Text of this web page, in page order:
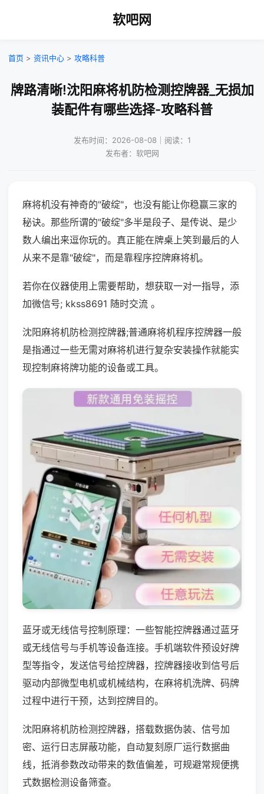
软吧网
首页 > 资讯中心 > 攻略科普
牌路清晰!沈阳麻将机防检测控牌器_无损加
装配件有哪些选择-攻略科普
发布时间：2026-08-08｜阅读：1
发布者：软吧网
麻将机没有神奇的"破绽"，也没有能让你稳赢三家的
秘诀。那些所谓的"破绽"多半是段子、是传说、是少
数人编出来逗你玩的。真正能在牌桌上笑到最后的人
从来不是靠"破绽"，而是靠程序控牌麻将机。
若你在仪器使用上需要帮助，想获取一对一指导，添
加微信号; kkss8691 随时交流 。
沈阳麻将机防检测控牌器;普通麻将机程序控牌器一般
是指通过一些无需对麻将机进行复杂安装操作就能实
现控制麻将牌功能的设备或工具。
蓝牙或无线信号控制原理：一些智能控牌器通过蓝牙
或无线信号与手机等设备连接。手机端软件预设好牌
型等指令，发送信号给控牌器，控牌器接收到信号后
驱动内部微型电机或机械结构，在麻将机洗牌、码牌
过程中进行干预，达到控牌目的。
沈阳麻将机防检测控牌器，搭载数据伪装、信号加
密、运行日志屏蔽功能，自动复刻原厂运行数据曲
线，抵消参数改动带来的数值偏差，可规避常规便携
式数据检测设备筛查。